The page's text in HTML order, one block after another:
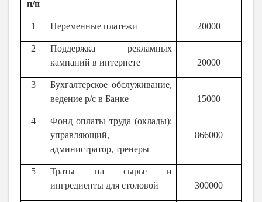
п/п
1 Переменные платежи 20000
2
Поддержка рекламных
кампаний в интернете
20000
3
Бухгалтерское обслуживание,
ведение р/с в Банке
15000
4
Фонд оплаты труда (оклады):
управляющий,
администратор, тренеры
866000
5
Траты на сырье и
ингредиенты для столовой
300000